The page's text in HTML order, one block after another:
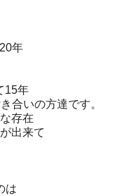
年
15年
合いの方達です。
存在
出来て
は